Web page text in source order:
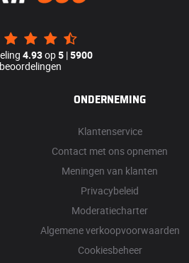
4.93op5 |5900
beoordelingen
ONDERNEMING
Klantenservice
Contact met ons opnemen
Meningen van klanten
Privacybeleid
Moderatiecharter
Algemene verkoopvoorwaarden
Cookiesbeheer